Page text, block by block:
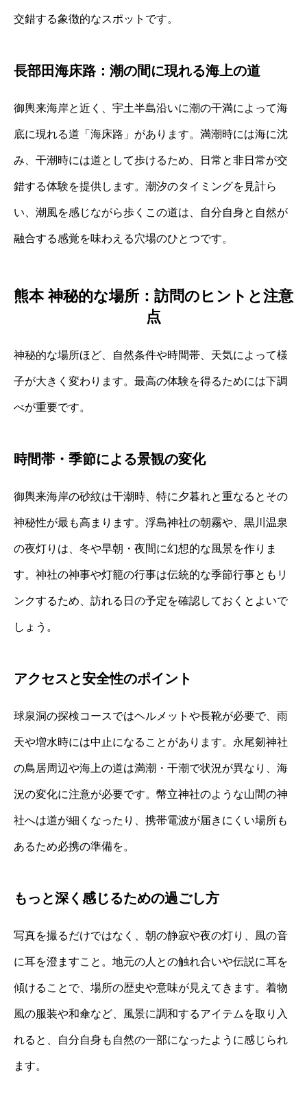
交錯する象徴的なスポットです。
長部田海床路：潮の間に現れる海上の道
御輿来海岸と近く、宇土半島沿いに潮の干満によって海
底に現れる道「海床路」があります。満潮時には海に沈
み、干潮時には道として歩けるため、日常と非日常が交
錯する体験を提供します。潮汐のタイミングを見計ら
い、潮風を感じながら歩くこの道は、自分自身と自然が
融合する感覚を味わえる穴場のひとつです。
熊本 神秘的な場所：訪問のヒントと注意
点
神秘的な場所ほど、自然条件や時間帯、天気によって様
子が大きく変わります。最高の体験を得るためには下調
べが重要です。
時間帯・季節による景観の変化
御輿来海岸の砂紋は干潮時、特に夕暮れと重なるとその
神秘性が最も高まります。浮島神社の朝霧や、黒川温泉
の夜灯りは、冬や早朝・夜間に幻想的な風景を作りま
す。神社の神事や灯籠の行事は伝統的な季節行事ともリ
ンクするため、訪れる日の予定を確認しておくとよいで
しょう。
アクセスと安全性のポイント
球泉洞の探検コースではヘルメットや長靴が必要で、雨
天や増水時には中止になることがあります。永尾剱神社
の鳥居周辺や海上の道は満潮・干潮で状況が異なり、海
況の変化に注意が必要です。幣立神社のような山間の神
社へは道が細くなったり、携帯電波が届きにくい場所も
あるため必携の準備を。
もっと深く感じるための過ごし方
写真を撮るだけではなく、朝の静寂や夜の灯り、風の音
に耳を澄ますこと。地元の人との触れ合いや伝説に耳を
傾けることで、場所の歴史や意味が見えてきます。着物
風の服装や和傘など、風景に調和するアイテムを取り入
れると、自分自身も自然の一部になったように感じられ
ます。